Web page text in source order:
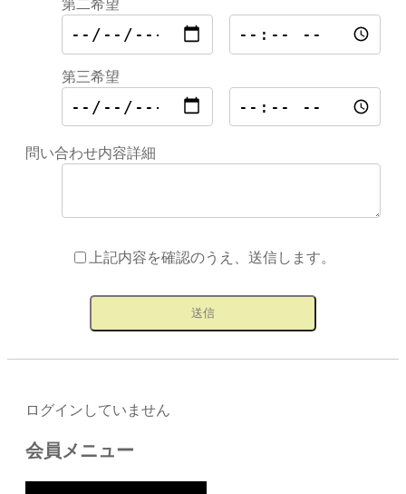
第二希望
第三希望
問い合わせ内容詳細
上記内容を確認のうえ、送信します。
ログインしていません
会員メニュー